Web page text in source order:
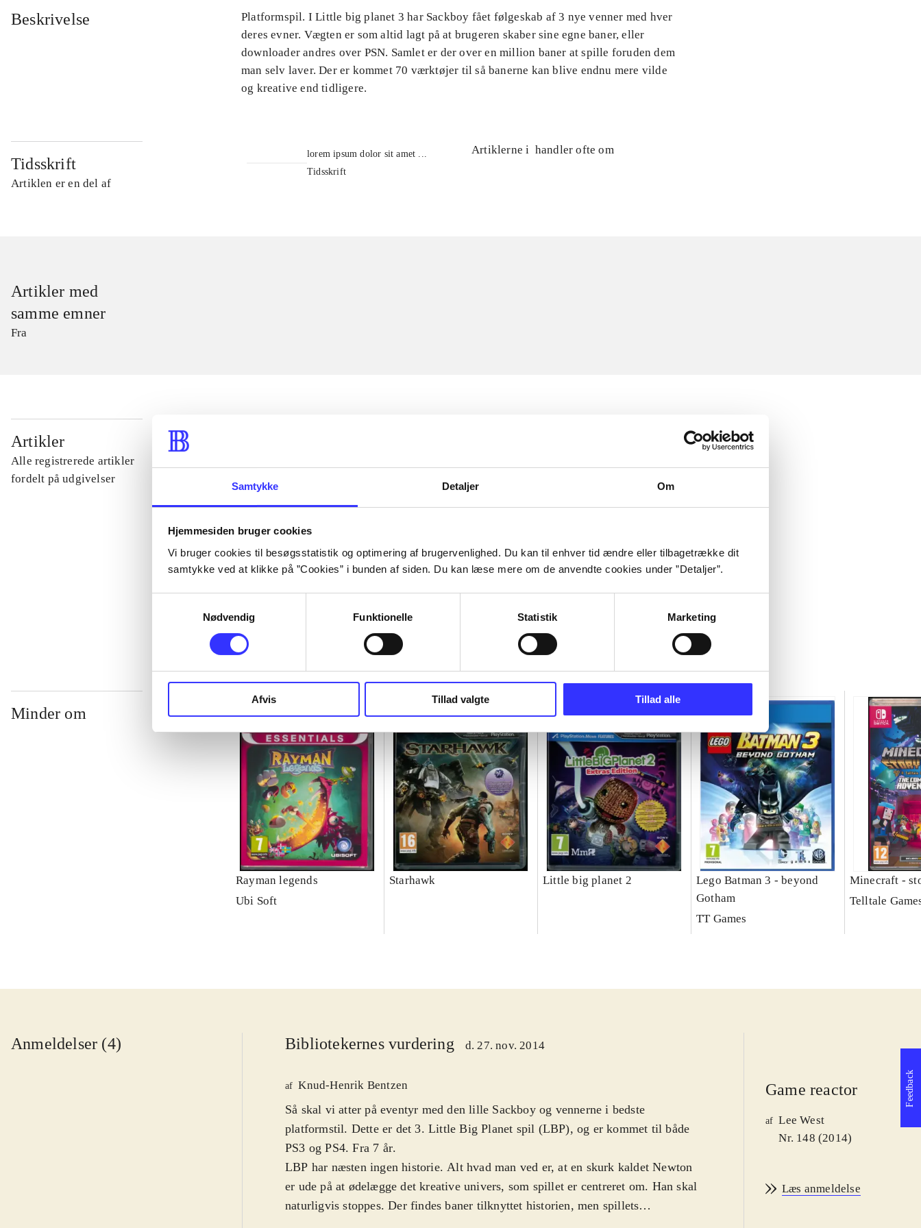
Samtykke Detaljer Om
Hjemmesiden bruger cookies
Vi bruger cookies til besøgsstatistik og optimering af brugervenlighed. Du kan til enhver tid ændre eller tilbagetrække dit
samtykke ved at klikke på ”Cookies” i bunden af siden. Du kan læse mere om de anvendte cookies under ”Detaljer”.
Nødvendig
Funktionelle Statistik Marketing
Afvis Tillad valgte Tillad alle
Beskrivelse
Platformspil. I Little big planet 3 har Sackboy fået følgeskab af 3 nye venner med hver
deres evner. Vægten er som altid lagt på at brugeren skaber sine egne baner, eller
downloader andres over PSN. Samlet er der over en million baner at spille foruden dem
man selv laver. Der er kommet 70 værktøjer til så banerne kan blive endnu mere vilde
og kreative end tidligere.
Tidsskrift
Artiklen er en del af
lorem ipsum dolor sit amet ...
Tidsskrift
Artiklerne i handler ofte om
Artikler med
samme emner
Fra
Artikler
Alle registrerede artikler
fordelt på udgivelser
...
Minder om
Rayman legends
Ubi Soft
Starhawk Little big planet 2
Lego Batman 3 - beyond
Gotham
TT Games
Minecraft -
Telltale
Anmeldelser (4) Bibliotekernes vurdering d. 27. nov. 2014
af Knud-Henrik Bentzen
Så skal vi atter på eventyr med den lille Sackboy og vennerne i bedste
platformstil. Dette er det 3. Little Big Planet spil (LBP), og er kommet til både
PS3 og PS4. Fra 7 år.
LBP har næsten ingen historie. Alt hvad man ved er, at en skurk kaldet Newton
er ude på at ødelægge det kreative univers, som spillet er centreret om. Han skal
naturligvis stoppes. Der findes baner tilknyttet historien, men spillets
Game reactor
af Lee West
Nr. 148 (2014)
Læs anmeldelse
Feedback